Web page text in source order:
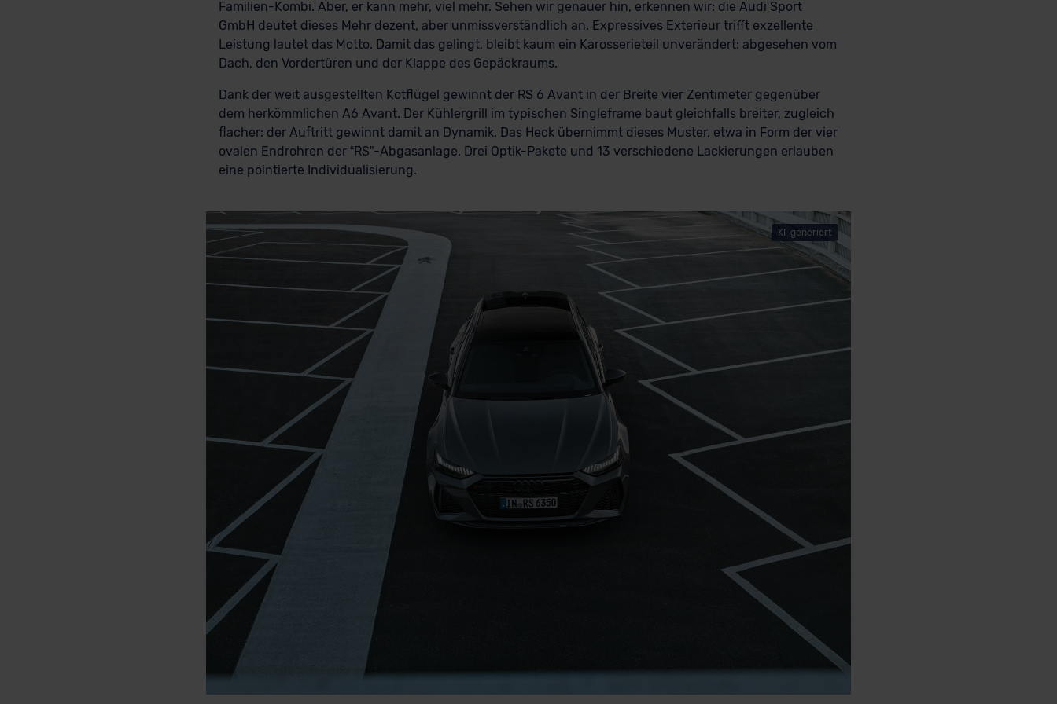
Familien-Kombi. Aber, er kann mehr, viel mehr. Sehen wir genauer hin, erkennen wir: die Audi Sport
GmbH deutet dieses Mehr dezent, aber unmissverständlich an. Expressives Exterieur trifft exzellente
Leistung lautet das Motto. Damit das gelingt, bleibt kaum ein Karosserieteil unverändert: abgesehen vom
Dach, den Vordertüren und der Klappe des Gepäckraums.
Dank der weit ausgestellten Kotflügel gewinnt der RS 6 Avant in der Breite vier Zentimeter gegenüber
dem herkömmlichen A6 Avant. Der Kühlergrill im typischen Singleframe baut gleichfalls breiter, zugleich
flacher: der Auftritt gewinnt damit an Dynamik. Das Heck übernimmt dieses Muster, etwa in Form der vier
ovalen Endrohren der “RS”-Abgasanlage. Drei Optik-Pakete und 13 verschiedene Lackierungen erlauben
eine pointierte Individualisierung.
KI-generiert